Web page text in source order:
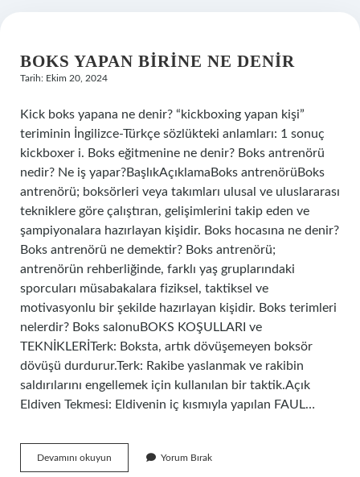
BOKS YAPAN BIRINE NE DENIR
Tarih: Ekim 20, 2024
Kick boks yapana ne denir? “kickboxing yapan kişi”
teriminin İngilizce-Türkçe sözlükteki anlamları: 1 sonuç
kickboxer i. Boks eğitmenine ne denir? Boks antrenörü
nedir? Ne iş yapar?BaşlıkAçıklamaBoks antrenörüBoks
antrenörü; boksörleri veya takımları ulusal ve uluslararası
tekniklere göre çalıştıran, gelişimlerini takip eden ve
şampiyonalara hazırlayan kişidir. Boks hocasına ne denir?
Boks antrenörü ne demektir? Boks antrenörü;
antrenörün rehberliğinde, farklı yaş gruplarındaki
sporcuları müsabakalara fiziksel, taktiksel ve
motivasyonlu bir şekilde hazırlayan kişidir. Boks terimleri
nelerdir? Boks salonuBOKS KOŞULLARI ve
TEKNİKLERİTerk: Boksta, artık dövüşemeyen boksör
dövüşü durdurur.Terk: Rakibe yaslanmak ve rakibin
saldırılarını engellemek için kullanılan bir taktik.Açık
Eldiven Tekmesi: Eldivenin iç kısmıyla yapılan FAUL…
Devamını okuyun
Yapan
Yorum Bırak